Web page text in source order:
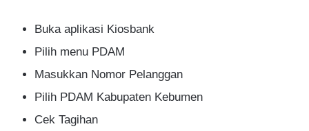
Buka aplikasi Kiosbank
Pilih menu PDAM
Masukkan Nomor Pelanggan
Pilih PDAM Kabupaten Kebumen
Cek Tagihan